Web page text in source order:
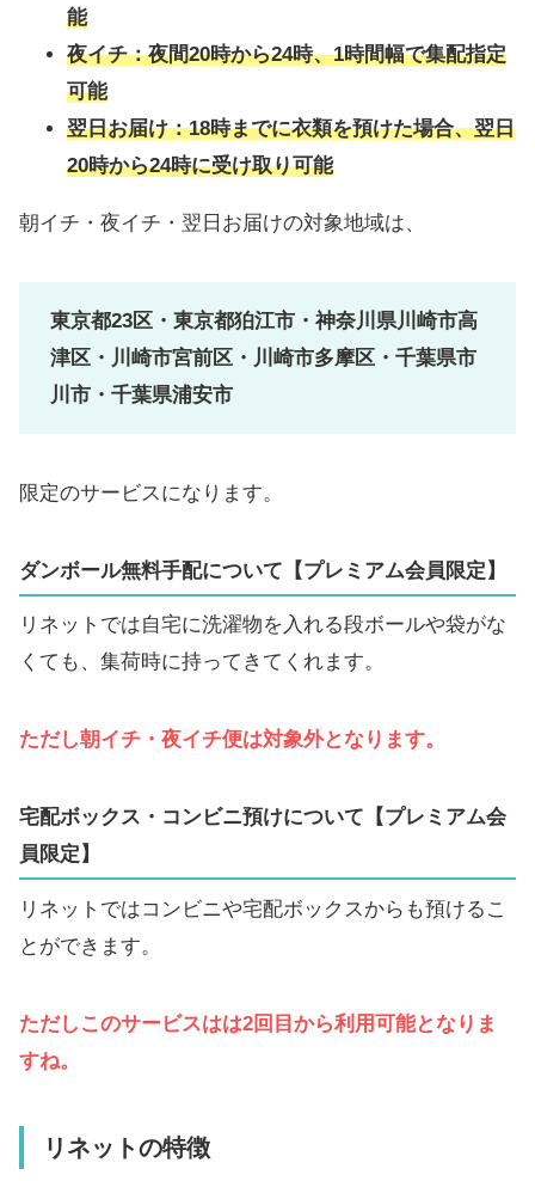
能
夜イチ：夜間20時から24時、1時間幅で集配指定
可能
翌日お届け：18時までに衣類を預けた場合、翌日
20時から24時に受け取り可能
朝イチ・夜イチ・翌日お届けの対象地域は、
東京都23区・東京都狛江市・神奈川県川崎市高
津区・川崎市宮前区・川崎市多摩区・千葉県市
川市・千葉県浦安市
限定のサービスになります。
ダンボール無料手配について【プレミアム会員限定】
リネットでは自宅に洗濯物を入れる段ボールや袋がな
くても、集荷時に持ってきてくれます。
ただし朝イチ・夜イチ便は対象外となります。
宅配ボックス・コンビニ預けについて【プレミアム会
員限定】
リネットではコンビニや宅配ボックスからも預けるこ
とができます。
ただしこのサービスはは2回目から利用可能となりま
すね。
リネットの特徴